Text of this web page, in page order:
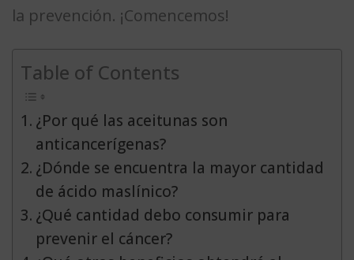
la prevención. ¡Comencemos!
Table of Contents
¿Por qué las aceitunas son
anticancerígenas?
¿Dónde se encuentra la mayor cantidad
de ácido maslínico?
¿Qué cantidad debo consumir para
prevenir el cáncer?